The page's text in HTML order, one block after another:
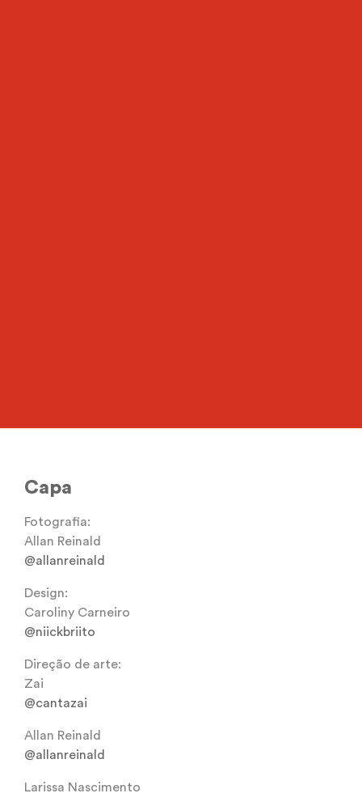
Capa
Fotografia:
Allan Reinald
@allanreinald
Design:
Caroliny Carneiro
@niickbriito
Direção de arte:
Zai
@cantazai
Allan Reinald
@allanreinald
Larissa Nascimento